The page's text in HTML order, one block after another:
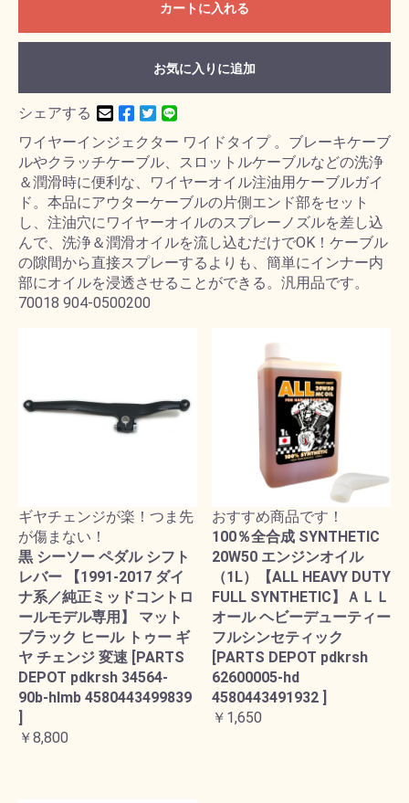
カートに入れる
お気に入りに追加
シェアする
ワイヤーインジェクター ワイドタイプ 。ブレーキケーブ
ルやクラッチケーブル、スロットルケーブルなどの洗浄
＆潤滑時に便利な、ワイヤーオイル注油用ケーブルガイ
ド。本品にアウターケーブルの片側エンド部をセット
し、注油穴にワイヤーオイルのスプレーノズルを差し込
んで、洗浄＆潤滑オイルを流し込むだけでOK！ケーブル
の隙間から直接スプレーするよりも、簡単にインナー内
部にオイルを浸透させることができる。汎用品です。
70018 904-0500200
ギヤチェンジが楽！つま先
が傷まない！
黒 シーソー ペダル シフト
レバー 【1991-2017 ダイ
ナ系／純正ミッドコントロ
ールモデル専用】 マット
ブラック ヒール トゥー ギ
ヤ チェンジ 変速 [PARTS
DEPOT pdkrsh 34564-
90b-hlmb 4580443499839
]
￥8,800
おすすめ商品です！
100％全合成 SYNTHETIC
20W50 エンジンオイル
（1L）【ALL HEAVY DUTY
FULL SYNTHETIC】ＡＬＬ
オール ヘビーデューティー
フルシンセティック
[PARTS DEPOT pdkrsh
62600005-hd
4580443491932 ]
￥1,650